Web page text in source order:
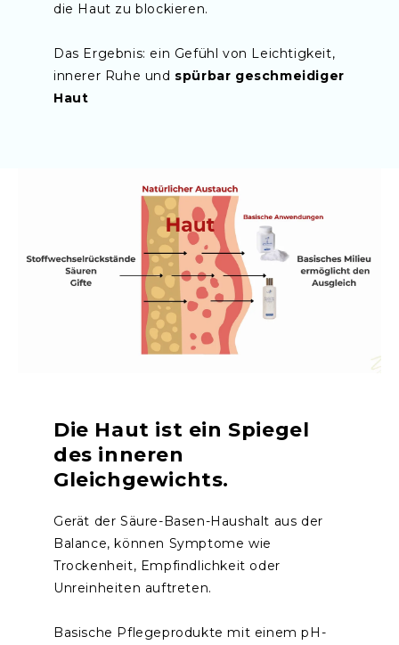
die Haut zu blockieren.
Das Ergebnis: ein Gefühl von Leichtigkeit,
innerer Ruhe und spürbar geschmeidiger
Haut
Die Haut ist ein Spiegel
des inneren
Gleichgewichts.
Gerät der Säure-Basen-Haushalt aus der
Balance, können Symptome wie
Trockenheit, Empfindlichkeit oder
Unreinheiten auftreten.
Basische Pflegeprodukte mit einem pH-